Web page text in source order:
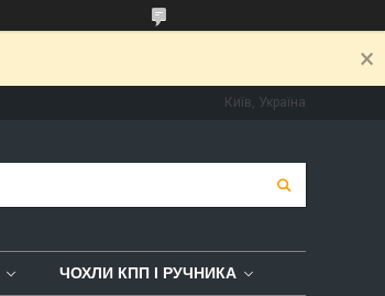
Київ, Україна
ЧОХЛИ КПП І РУЧНИКА